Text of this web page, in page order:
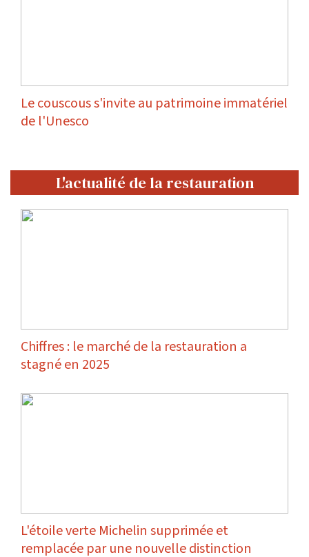
Le couscous s'invite au patrimoine immatériel
de l'Unesco
L'actualité de la restauration
Chiffres : le marché de la restauration a
stagné en 2025
L'étoile verte Michelin supprimée et
remplacée par une nouvelle distinction